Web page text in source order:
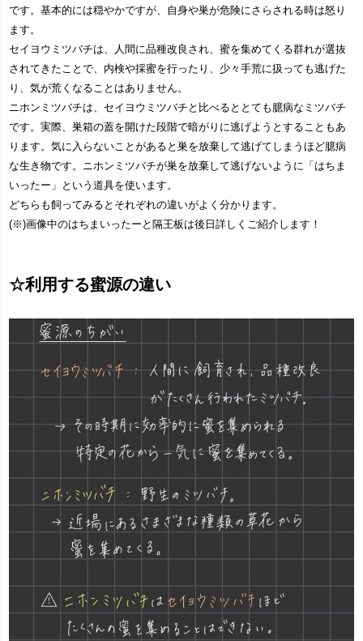
です。基本的には穏やかですが、自身や巣が危険にさらされる時は怒り
ます。
セイヨウミツバチは、人間に品種改良され、蜜を集めてくる群れが選抜
されてきたことで、内検や採蜜を行ったり、少々手荒に扱っても逃げた
り、気が荒くなることはありません。
ニホンミツバチは、セイヨウミツバチと比べるととても臆病なミツバチ
です。実際、巣箱の蓋を開けた段階で暗がりに逃げようとすることもあ
ります。気に入らないことがあると巣を放棄して逃げてしまうほど臆病
な生き物です。ニホンミツバチが巣を放棄して逃げないように「はちま
いったー」という道具を使います。
どちらも飼ってみるとそれぞれの違いがよく分かります。
(※)画像中のはちまいったーと隔王板は後日詳しくご紹介します！
☆利用する蜜源の違い